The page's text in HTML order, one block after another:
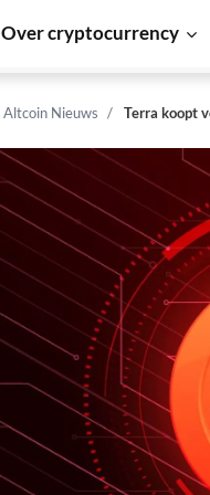
Over cryptocurrency
Altcoin Nieuws Terra koopt